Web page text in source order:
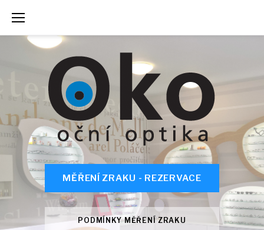
content
MĚŘENÍ ZRAKU - REZERVACE
PODMÍNKY MĚŘENÍ ZRAKU